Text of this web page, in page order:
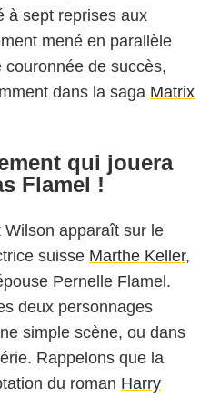
à sept reprises aux
mené en parallèle
de succès,
dans la saga Matrix
qui jouera
Flamel !
apparaît sur le
suisse Marthe Keller,
Pernelle Flamel.
deux personnages
simple scène, ou dans
Rappelons que la
du roman Harry